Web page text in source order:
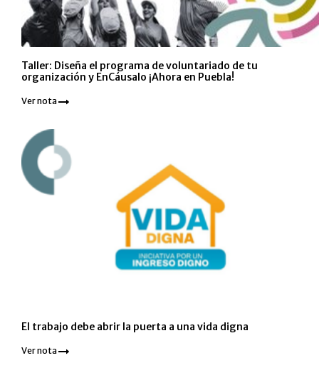
Taller: Diseña el programa de voluntariado de tu
organización y EnCáusalo ¡Ahora en Puebla!
Ver nota
El trabajo debe abrir la puerta a una vida digna
Ver nota